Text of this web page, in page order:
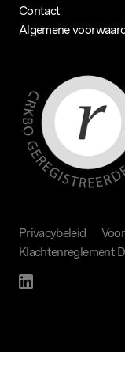
Contact
Algemene
Privacybeleid
Klachtenreglement